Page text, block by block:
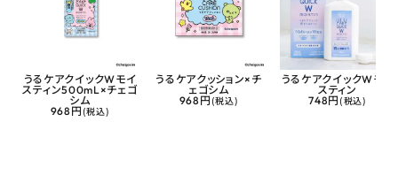
うるケアクイックWモイ
スティン500mL×チェゴ
シム
968円 (税込)
うるケアクッション×チ
ェゴシム
968円 (税込)
うるケアクイックWモイ
スティン
748円 (税込)